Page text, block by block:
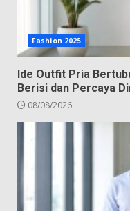
Fashion 2025
Ide Outfit Pria
Berisi dan Percaya
08/08/2026